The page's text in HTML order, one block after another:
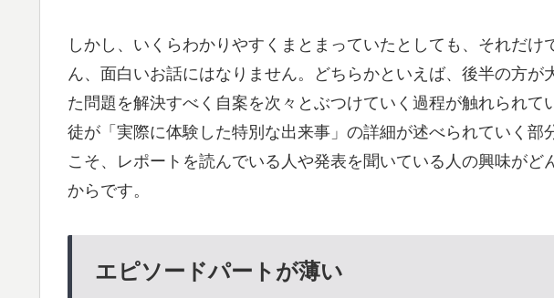
しかし、いくらわかりやすくまとまっていたとしても、それだけ
ん、面白いお話にはなりません。どちらかといえば、後半の方が
た問題を解決すべく自案を次々とぶつけていく過程が触れられて
徒が「実際に体験した特別な出来事」の詳細が述べられていく部
こそ、レポートを読んでいる人や発表を聞いている人の興味がど
からです。
エピソードパートが薄い